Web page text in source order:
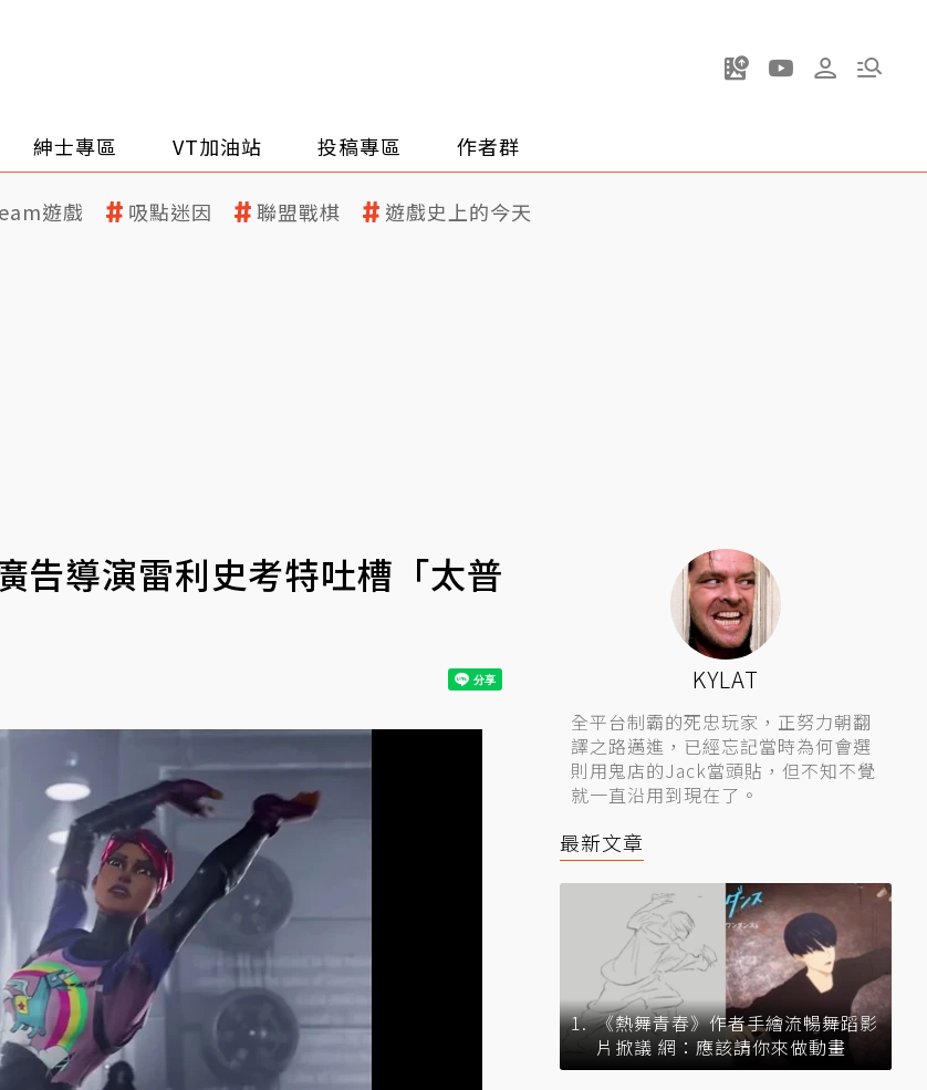
紳士專區 VT加油站 投稿專區 作者群
遊戲 吸點迷因 聯盟戰棋 遊戲史上的今天
告導演雷利史考特吐槽「太普
KYLAT
全平台制霸的死忠玩家，正努力朝翻
譯之路邁進，已經忘記當時為何會選
則用鬼店的Jack當頭貼，但不知不覺
就一直沿用到現在了。
最新文章
《熱舞青春》作者手繪流暢舞蹈影
片掀議 網：應該請你來做動畫